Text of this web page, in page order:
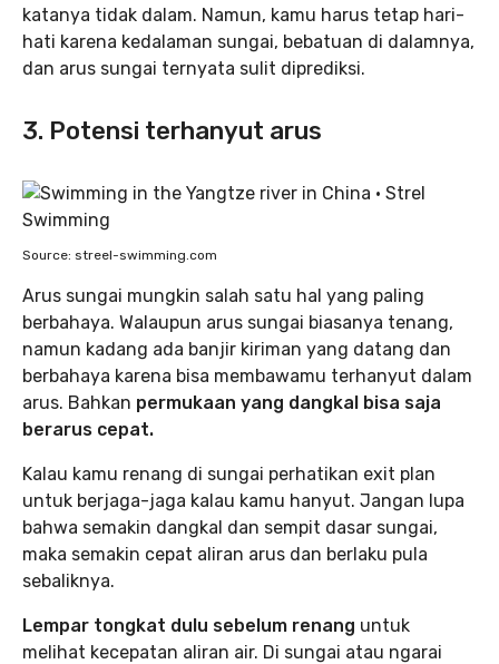
katanya tidak dalam. Namun, kamu harus tetap hari-
hati karena kedalaman sungai, bebatuan di dalamnya,
dan arus sungai ternyata sulit diprediksi.
3. Potensi terhanyut arus
Source: streel-swimming.com
Arus sungai mungkin salah satu hal yang paling
berbahaya. Walaupun arus sungai biasanya tenang,
namun kadang ada banjir kiriman yang datang dan
berbahaya karena bisa membawamu terhanyut dalam
arus. Bahkan permukaan yang dangkal bisa saja
berarus cepat.
Kalau kamu renang di sungai perhatikan exit plan
untuk berjaga-jaga kalau kamu hanyut. Jangan lupa
bahwa semakin dangkal dan sempit dasar sungai,
maka semakin cepat aliran arus dan berlaku pula
sebaliknya.
Lempar tongkat dulu sebelum renang untuk
melihat kecepatan aliran air. Di sungai atau ngarai